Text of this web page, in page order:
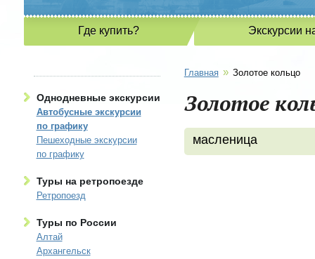
Где купить? Экскурсии
Однодневные экскурсии
Автобусные экскурсии
по графику
Пешеходные экскурсии
по графику
Туры на ретропоезде
Ретропоезд
Туры по России
Алтай
Архангельск
Главная » Золотое кольцо
Золотое
масленица